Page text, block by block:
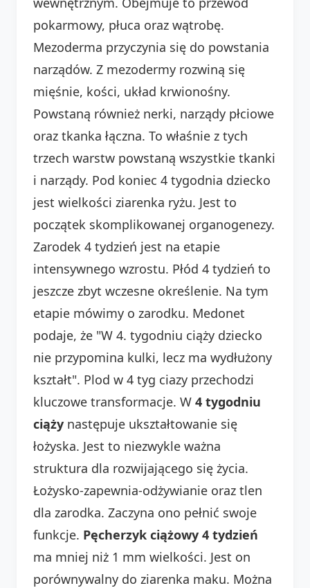
pokarmowy, płuca oraz wątrobę.
Mezoderma przyczynia się do powstania
narządów. Z mezodermy rozwiną się
mięśnie, kości, układ krwionośny.
Powstaną również nerki, narządy płciowe
oraz tkanka łączna. To właśnie z tych
trzech warstw powstaną wszystkie tkanki
i narządy. Pod koniec 4 tygodnia dziecko
jest wielkości ziarenka ryżu. Jest to
początek skomplikowanej organogenezy.
Zarodek 4 tydzień jest na etapie
intensywnego wzrostu. Płód 4 tydzień to
jeszcze zbyt wczesne określenie. Na tym
etapie mówimy o zarodku. Medonet
podaje, że "W 4. tygodniu ciąży dziecko
nie przypomina kulki, lecz ma wydłużony
kształt". Plod w 4 tyg ciazy przechodzi
kluczowe transformacje. W 4 tygodniu
ciąży następuje ukształtowanie się
łożyska. Jest to niezwykle ważna
struktura dla rozwijającego się życia.
Łożysko-zapewnia-odżywianie oraz tlen
dla zarodka. Zaczyna ono pełnić swoje
funkcje. Pęcherzyk ciążowy 4 tydzień
ma mniej niż 1 mm wielkości. Jest on
porównywalny do ziarenka maku. Można